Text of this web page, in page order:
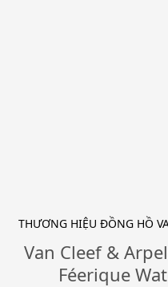
THƯƠNG HIỆU ĐỒNG HỒ
Van Cleef &
Féerique